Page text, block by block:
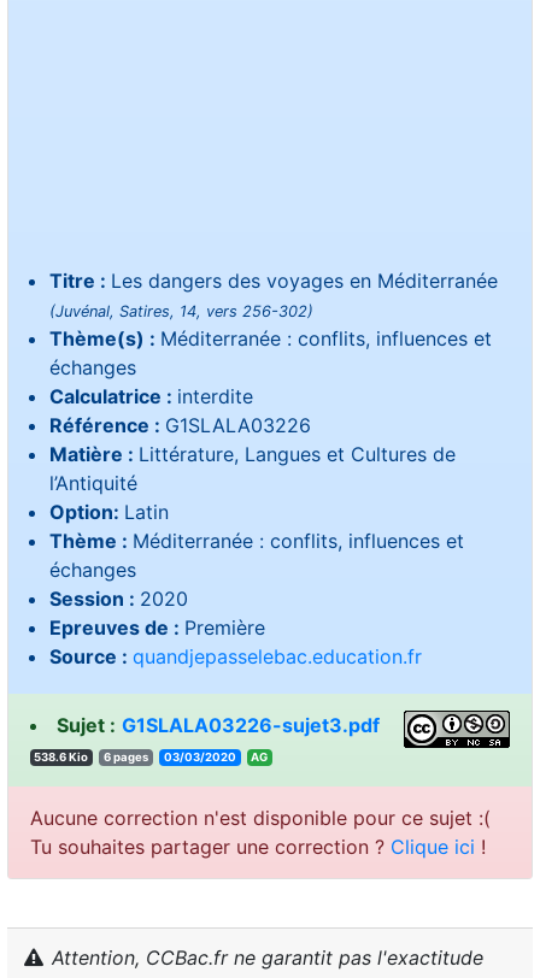
Titre : Les dangers des voyages en Méditerranée
(Juvénal, Satires, 14, vers 256-302)
Thème(s) : Méditerranée : conflits, influences et
échanges
Calculatrice : interdite
Référence : G1SLALA03226
Matière : Littérature, Langues et Cultures de
l’Antiquité
Option: Latin
Thème : Méditerranée : conflits, influences et
échanges
Session : 2020
Epreuves de : Première
Source : quandjepasselebac.education.fr
Sujet : G1SLALA03226-sujet3.pdf
538.6 Kio 6 pages 03/03/2020 GA
Aucune correction n'est disponible pour ce sujet :(
Tu souhaites partager une correction ? Clique ici !
Attention, CCBac.fr ne garantit pas l'exactitude